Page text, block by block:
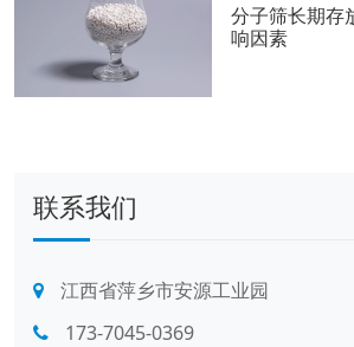
分子筛长期存
响因素
联系我们
江西省萍乡市安源工业园
173-7045-0369